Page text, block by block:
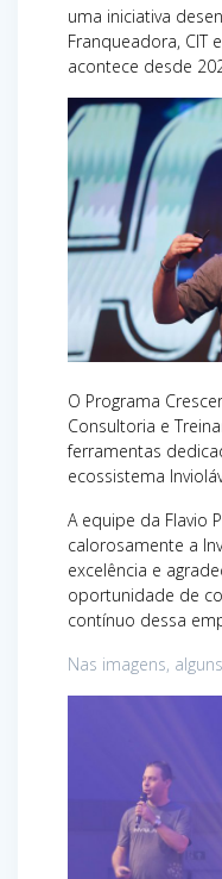
uma iniciativa
Franqueadora, CIT
acontece desde
O Programa
Consultoria e
ferramentas
ecossistema
A equipe da Flavio
calorosamente a
excelência e
oportunidade de
contínuo dessa
Nas imagens,